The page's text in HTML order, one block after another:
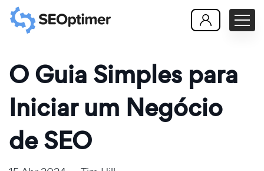
O Guia Simples para
Iniciar um Negócio
de SEO